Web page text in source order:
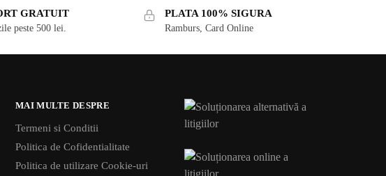
GRATUIT
peste 500 lei.
PLATA 100% SIGURA
Ramburs, Card Online
MAI MULTE DESPRE
Termeni si Conditii
Politica de Cofidentialitate
Politica de utilizare Cookie-uri